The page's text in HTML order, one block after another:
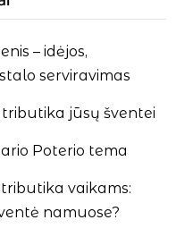
– idėjos,
serviravimas
jūsų šventei
Poterio tema
vaikams:
namuose?